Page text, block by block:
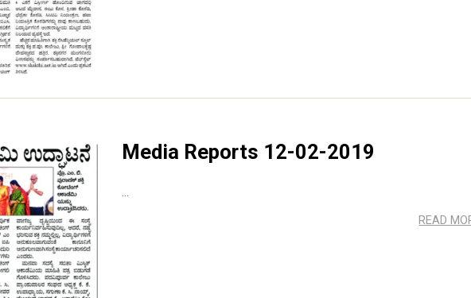
Media Reports 12-02-2019
READ